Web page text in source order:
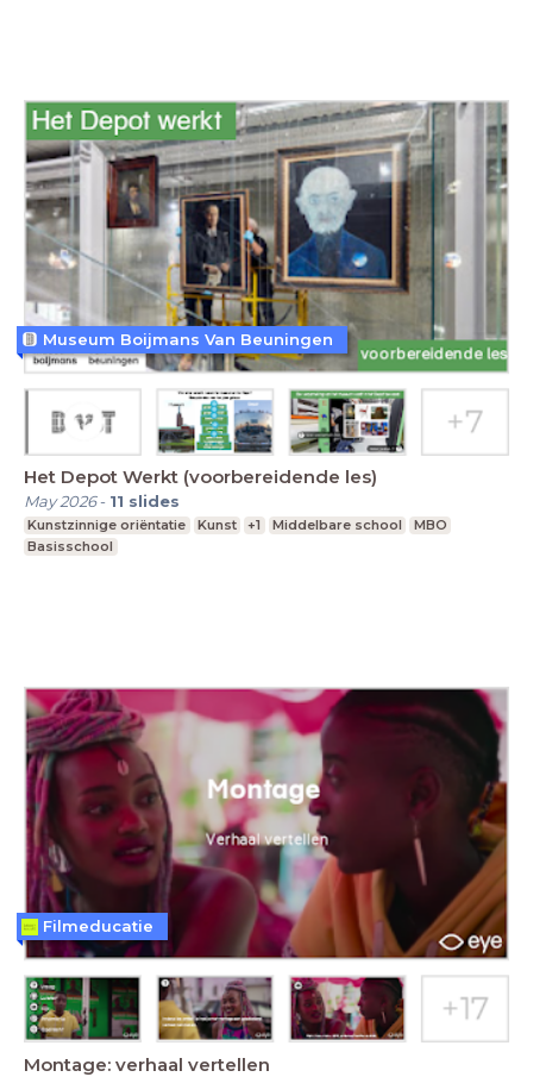
Het Depot Werkt (voorbereidende les)
May 2026- 11 slides
Kunstzinnige oriëntatie Kunst +1 Middelbare school
MBO
Basisschool
Museum Boijmans Van Beuningen
Montage: verhaal vertellen
Filmeducatie